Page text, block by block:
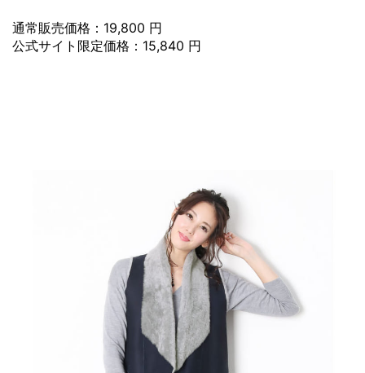
通常販売価格：19,800 円
公式サイト限定価格：15,840 円